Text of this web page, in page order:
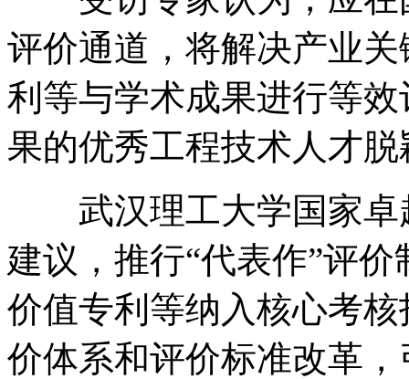
评价通道，将解决产业
利等与学术成果进行等
果的优秀工程技术人才
武汉理工大学国家卓
建议，推行“代表作”评
价值专利等纳入核心考
价体系和评价标准改革